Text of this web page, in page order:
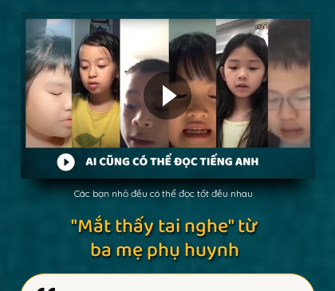
Các bạn nhỏ đều có thể đọc tốt đều nhau
"Mắt thấy tai nghe" từ
ba mẹ phụ huynh